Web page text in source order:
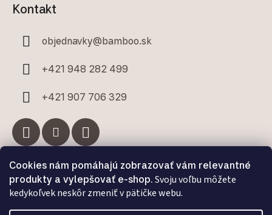
Cookies nám pomáhajú zobrazovať vám relevantné
produkty a vylepšovať e-shop. Svoju voľbu môžete
kedykoľvek neskôr zmeniť v pätičke webu.
Kontakt
objednavky@bamboo.sk
+421 948 282 499
+421 907 706 329
Facebook